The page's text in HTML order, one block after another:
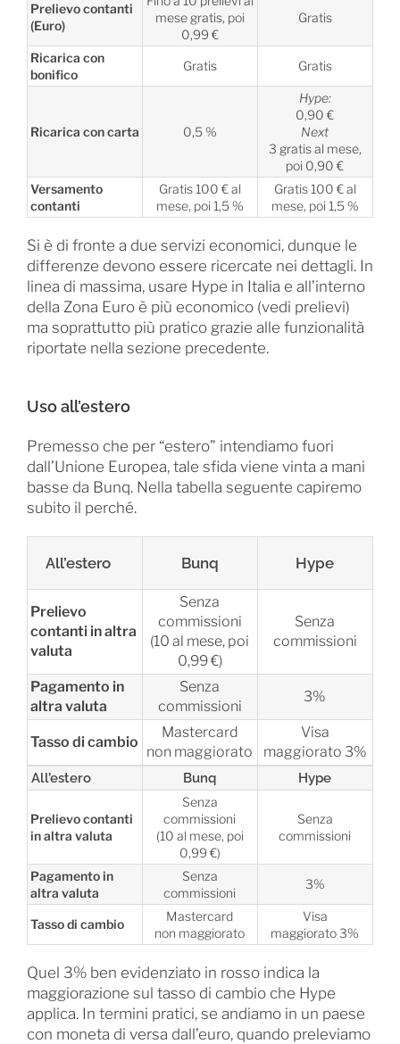
Prelievo contanti
(Euro)
mese gratis, poi
0,99 €
Gratis
Ricarica con
bonifico
Gratis Gratis
Ricarica con carta 0,5 %
Hype:
0,90 €
Next
3 gratis al mese,
poi 0,90 €
Versamento
contanti
Gratis 100 € al
mese, poi 1,5 %
Gratis 100 € al
mese, poi 1,5 %
Si è di fronte a due servizi economici, dunque le
differenze devono essere ricercate nei dettagli. In
linea di massima, usare Hype in Italia e all’interno
della Zona Euro è più economico (vedi prelievi)
ma soprattutto più pratico grazie alle funzionalità
riportate nella sezione precedente.
Uso all’estero
Premesso che per “estero” intendiamo fuori
dall’Unione Europea, tale sfida viene vinta a mani
basse da Bunq. Nella tabella seguente capiremo
subito il perché.
All’estero Bunq Hype
Prelievo
contanti in altra
valuta
Senza
commissioni
(10 al mese, poi
0,99 €)
Senza
commissioni
Pagamento in
altra valuta
Senza
commissioni
3%
Tasso di cambio
Mastercard
non maggiorato
Visa
maggiorato 3%
All’estero Bunq Hype
Prelievo contanti
in altra valuta
Senza
commissioni
(10 al mese, poi
0,99 €)
Senza
commissioni
Pagamento in
altra valuta
Senza
commissioni
3%
Tasso di cambio
Mastercard
non maggiorato
Visa
maggiorato 3%
Quel 3% ben evidenziato in rosso indica la
maggiorazione sul tasso di cambio che Hype
applica. In termini pratici, se andiamo in un paese
con moneta di versa dall’euro, quando preleviamo